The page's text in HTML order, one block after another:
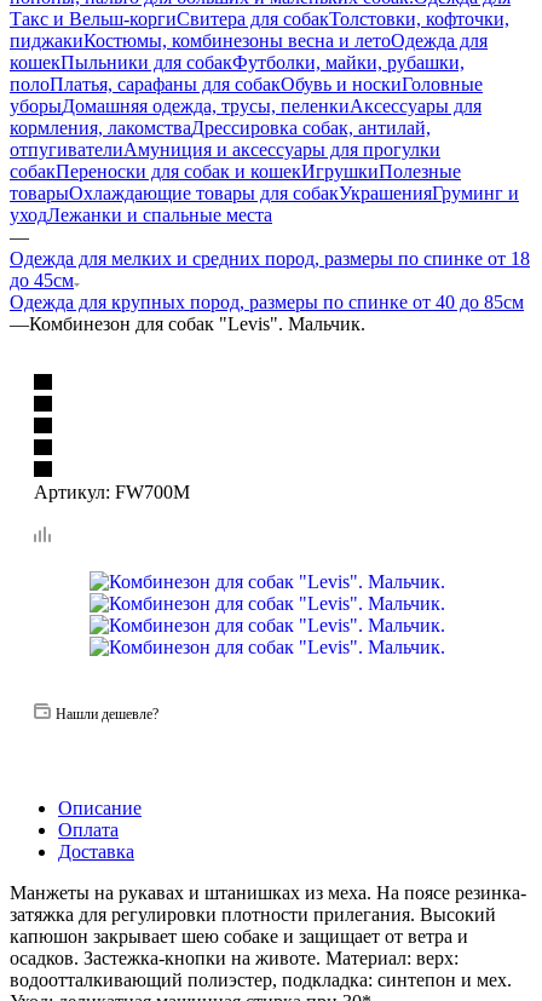
Такс и Вельш-коргиСвитера для собакТолстовки, кофточки,
пиджакиКостюмы, комбинезоны весна и летоОдежда для
кошекПыльники для собакФутболки, майки, рубашки,
полоПлатья, сарафаны для собакОбувь и носкиГоловные
уборыДомашняя одежда, трусы, пеленкиАксессуары для
кормления, лакомстваДрессировка собак, антилай,
отпугивателиАмуниция и аксессуары для прогулки
собакПереноски для собак и кошекИгрушкиПолезные
товарыОхлаждающие товары для собакУкрашенияГруминг и
уходЛежанки и спальные места
—
Одежда для мелких и средних пород, размеры по спинке от 18
до 45см
Одежда для крупных пород, размеры по спинке от 40 до 85см
—Комбинезон для собак "Levis". Мальчик.
Артикул: FW700M
Нашли дешевле?
Описание
Оплата
Доставка
Манжеты на рукавах и штанишках из меха. На поясе резинка-
затяжка для регулировки плотности прилегания. Высокий
капюшон закрывает шею собаке и защищает от ветра и
осадков. Застежка-кнопки на животе. Материал: верх:
водоотталкивающий полиэстер, подкладка: синтепон и мех.